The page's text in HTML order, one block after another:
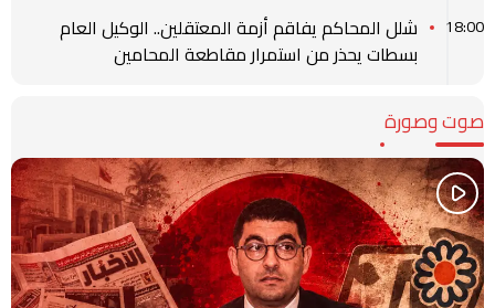
18:00
شلل المحاكم يفاقم أزمة المعتقلين.. الوكيل العام
بسطات يحذر من استمرار مقاطعة المحامين
صوت وصورة